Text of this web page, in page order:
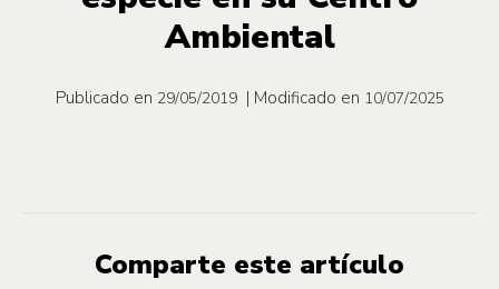
Ambiental
Publicado en 29/05/2019 | Modificado en 10/07/2025
Comparte este artículo